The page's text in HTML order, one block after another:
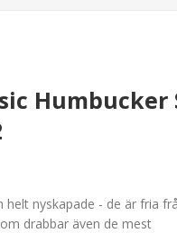
Humbucker
helt nyskapade - de är fria
drabbar även de mest